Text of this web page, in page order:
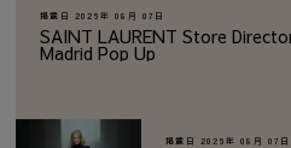
掲載日 2026年 08月 07日
SAINT LAURENT Store
Madrid Pop Up
掲載日 2026年 08月 07日